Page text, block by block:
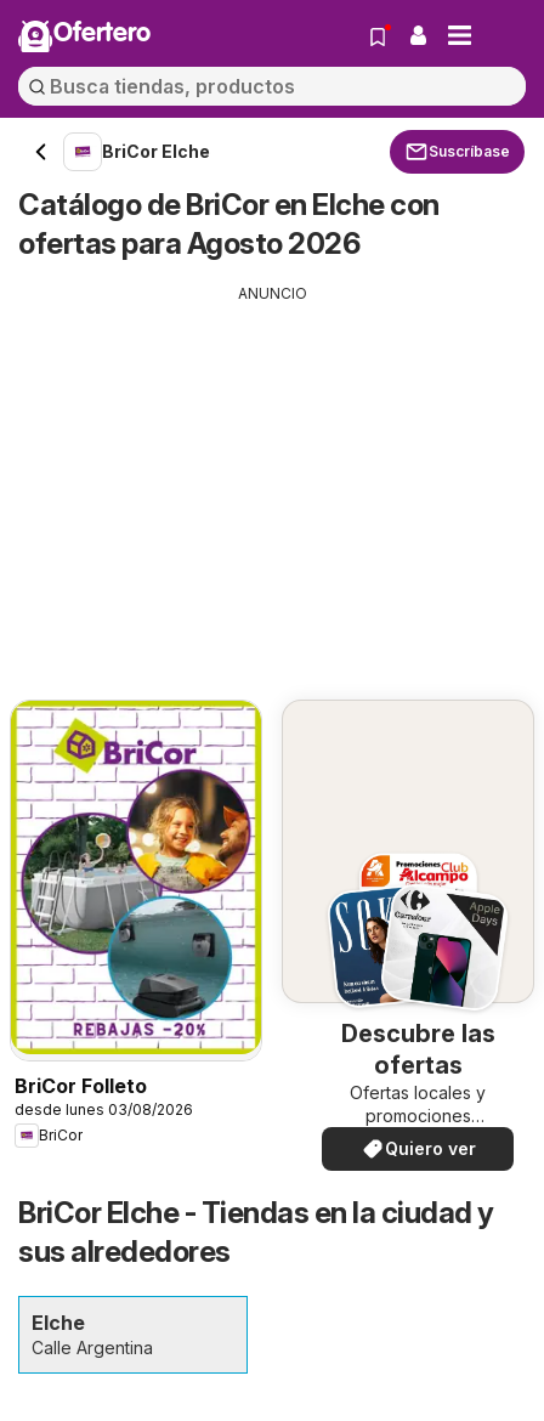
Ofertero
BriCor Elche Suscríbase
Catálogo de BriCor en Elche con
ofertas para Agosto 2026
ANUNCIO
BriCor Folleto
desde lunes 03/08/2026
BriCor
Descubre las
ofertas
Ofertas locales y
promociones
especiales.
Quiero ver
BriCor Elche - Tiendas en la ciudad y
sus alrededores
Elche
Calle Argentina